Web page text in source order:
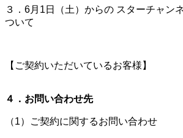
３．6月1日（土）からの スターチャン
ついて
【ご契約いただいているお客様】
４．お問い合わせ先
（1）ご契約に関するお問い合わせ